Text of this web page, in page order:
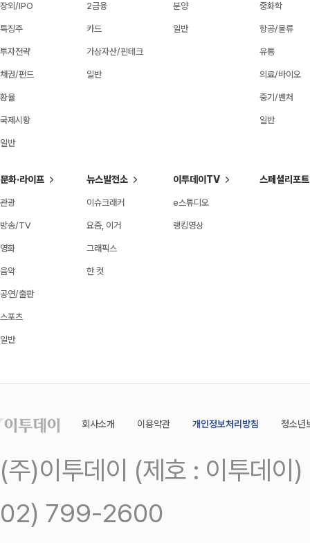
장외/IPO
특징주
투자전략
채권/펀드
환율
국제시황
일반
2금융
카드
가상자산/핀테크
일반
분양
일반
중화학
항공/물류
유통
의료/바이오
중기/벤처
일반
문화·라이프
관광
방송/TV
영화
음악
공연/출판
스포츠
일반
뉴스발전소
이슈크래커
요즘, 이거
그래픽스
한 컷
이투데이TV
e스튜디오
랭킹영상
스페셜리포트
회사소개 이용약관 개인정보처리방침 청소년
(주)이투데이 (제호 : 이투데
02) 799-2600